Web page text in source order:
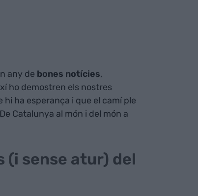
any de bones notícies,
ho demostren els nostres
ha esperança i que el camí ple
Catalunya al món i del món a
(i sense atur) del